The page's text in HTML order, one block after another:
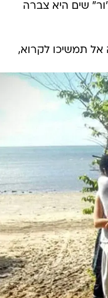
שים היא צברה
אל תמשיכו לקרוא,